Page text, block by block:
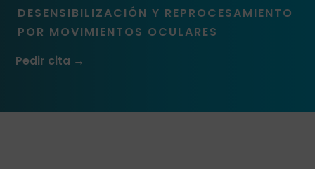
DESENSIBILIZACIÓN Y REPROCESAMIENTO
POR MOVIMIENTOS OCULARES
Pedir cita →